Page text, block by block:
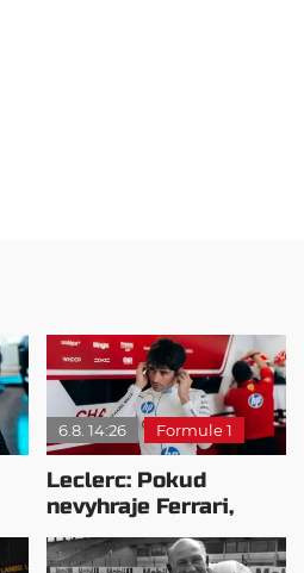
6.8. 14:26 Formule 1
Leclerc: Pokud
nevyhraje Ferrari,
přeji titul
Antonellimu